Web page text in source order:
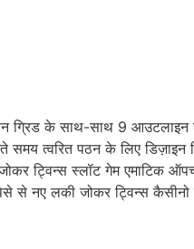
ग्रिड के साथ-साथ 9
त्वरित पठन के लिए
स्लॉट गेम एमाटिक
से नए लकी जोकर ट्विन्स